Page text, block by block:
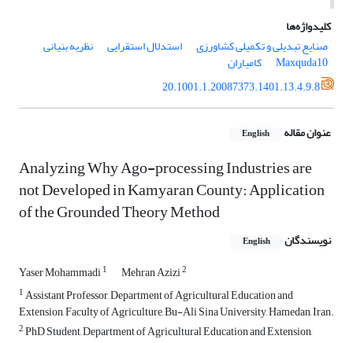
کلیدواژه‌ها
صنایع تبدیلی و تکمیلی کشاورزی
استدلال استقرایی نظریه بنیانی
Maxquda10
کامیاران
20.1001.1.20087373.1401.13.4.9.8
عنوان مقاله English
Analyzing Why Ago-processing Industries are
not Developed in Kamyaran County: Application
of the Grounded Theory Method
نویسندگان English
Yaser Mohammadi1 Mehran Azizi2
1Assistant Professor, Department of Agricultural Education and
Extension, Faculty of Agriculture, Bu-Ali Sina University, Hamedan, Iran.
2PhD Student, Department of Agricultural Education and Extension,